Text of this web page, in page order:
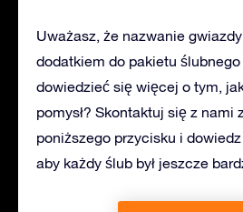
Uważasz, że nazwanie
dodatkiem do pakietu
dowiedzieć się więcej o tym,
pomysł? Skontaktuj się z nami
poniższego przycisku i
aby każdy ślub był jeszcze